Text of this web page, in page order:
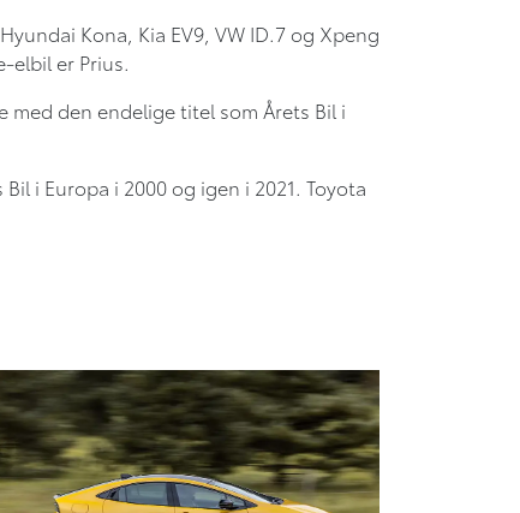
Kona, Kia EV9, VW ID.7 og Xpeng
elbil er Prius.
med den endelige titel som Årets Bil i
i Europa i 2000 og igen i 2021. Toyota